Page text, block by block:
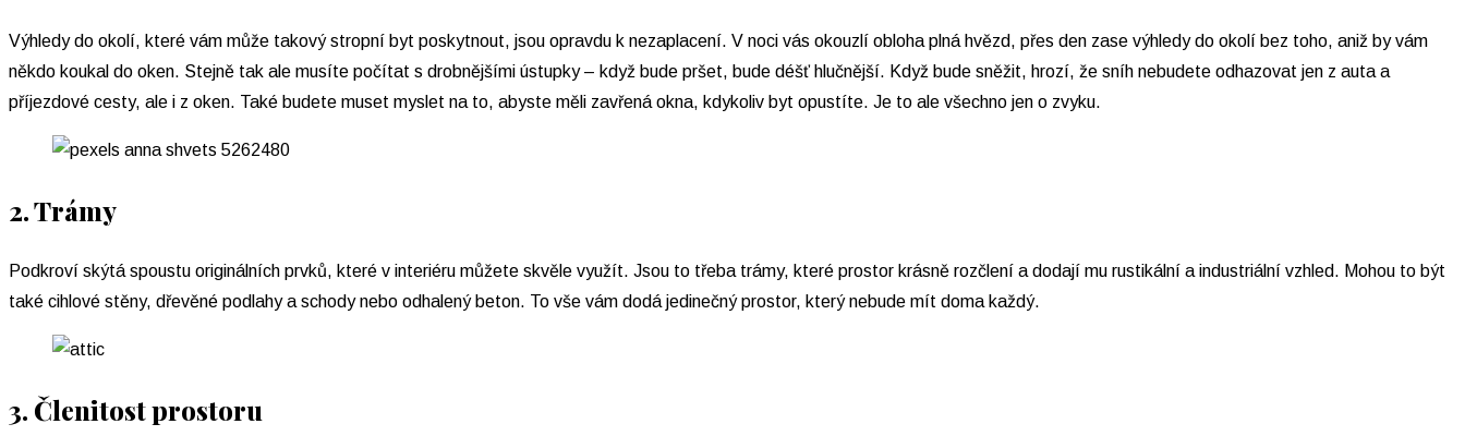
Výhledy do okolí, které vám může takový stropní byt poskytnout, jsou opravdu k nezaplacení. V noci vás okouzlí obloha plná hvězd, přes den zase výhledy do okolí bez toho, aniž by vám
někdo koukal do oken. Stejně tak ale musíte počítat s drobnějšími ústupky – když bude pršet, bude déšť hlučnější. Když bude sněžit, hrozí, že sníh nebudete odhazovat jen z auta a
příjezdové cesty, ale i z oken. Také budete muset myslet na to, abyste měli zavřená okna, kdykoliv byt opustíte. Je to ale všechno jen o zvyku.
2. Trámy
Podkroví skýtá spoustu originálních prvků, které v interiéru můžete skvěle využít. Jsou to třeba trámy, které prostor krásně rozčlení a dodají mu rustikální a industriální vzhled. Mohou to být
také cihlové stěny, dřevěné podlahy a schody nebo odhalený beton. To vše vám dodá jedinečný prostor, který nebude mít doma každý.
3. Členitost prostoru